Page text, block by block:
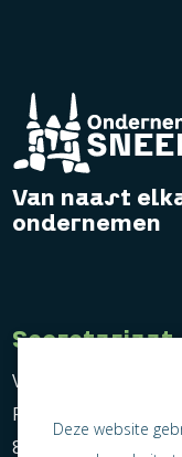
Van naast
ondernemen
Secretariaat
Vereniging
Postbus 464
8600 AL Sneek
Deze website